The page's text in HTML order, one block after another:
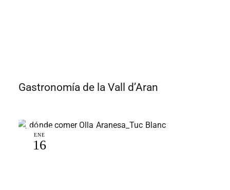
Gastronomía de la Vall d’Aran
ENE
16